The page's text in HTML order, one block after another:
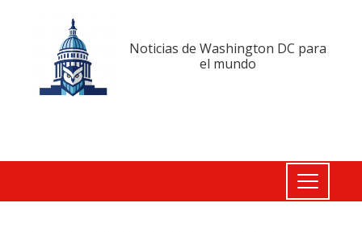
Noticias de Washington DC para
el mundo